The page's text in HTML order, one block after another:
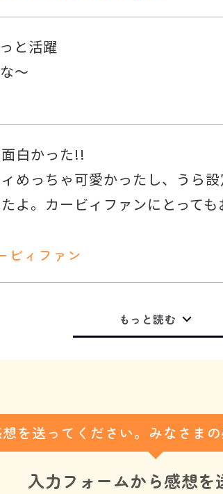
と活躍
〜
白かった!!
めっちゃ可愛かったし、うら
よ。カービィファンにとって
ビィファン
もっと読む
を送ってください。みなさま
入力フォームから感想を